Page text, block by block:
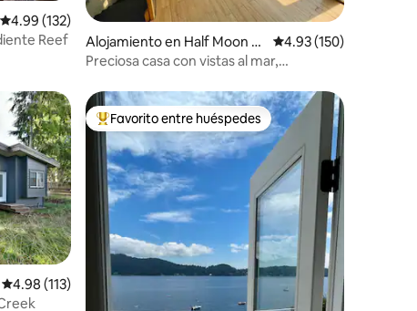
Calificación promedio: 4.99 de 5, 132 reseñas
4.99 (132)
Reef
Alojamiento en Half Moon B
ay
Calificación promedio:
4.93 (150)
Preciosa casa con vistas al mar,
Calificación promedio: 4.98 de 5, 113 reseñas
4.98 (113)
Favorito entre huéspedes preferido
Favorito entre huéspedes